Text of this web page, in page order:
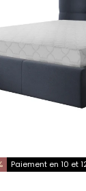
Paiement en 10 et